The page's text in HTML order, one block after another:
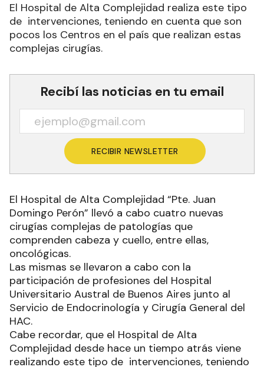
El Hospital de Alta Complejidad realiza este tipo
de intervenciones, teniendo en cuenta que son
pocos los Centros en el país que realizan estas
complejas cirugías.
Recibí las noticias en tu email
RECIBIR NEWSLETTER
El Hospital de Alta Complejidad “Pte. Juan
Domingo Perón” llevó a cabo cuatro nuevas
cirugías complejas de patologías que
comprenden cabeza y cuello, entre ellas,
oncológicas.
Las mismas se llevaron a cabo con la
participación de profesiones del Hospital
Universitario Austral de Buenos Aires junto al
Servicio de Endocrinología y Cirugía General del
HAC.
Cabe recordar, que el Hospital de Alta
Complejidad desde hace un tiempo atrás viene
realizando este tipo de intervenciones, teniendo